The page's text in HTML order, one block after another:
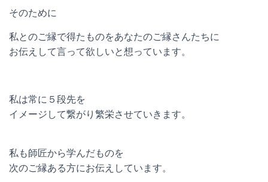
そのために
私とのご縁で得たものをあなたのご縁さんたちに
お伝えして言って欲しいと想っています。
私は常に５段先を
イメージして繋がり繁栄させていきます。
私も師匠から学んだものを
次のご縁ある方にお伝えしています。